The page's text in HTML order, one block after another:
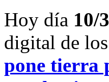
Hoy día 10/
digital de
pone tierra